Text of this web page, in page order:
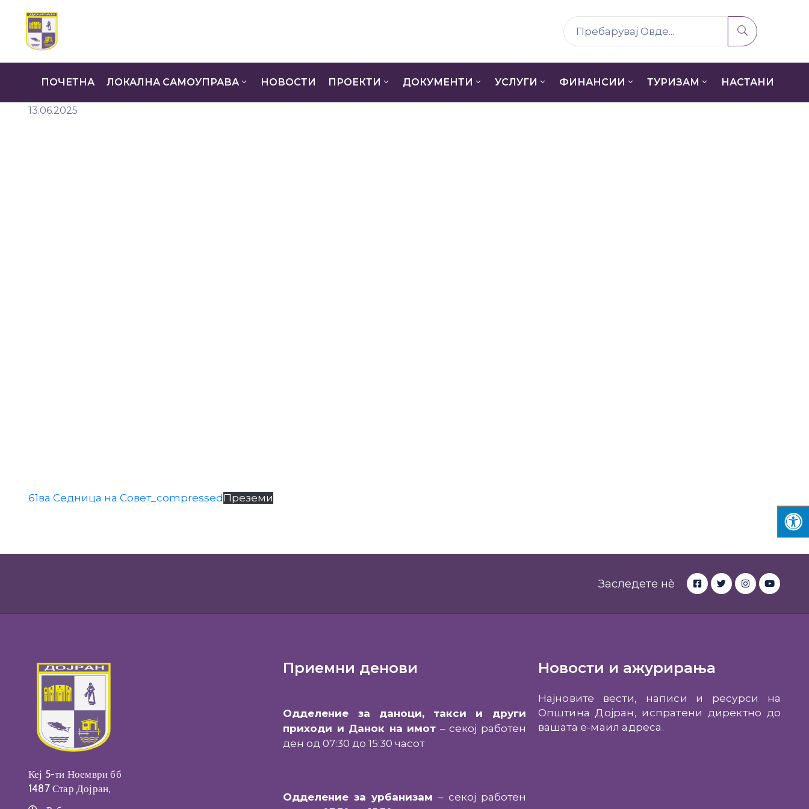
ПОЧЕТНА ЛОКАЛНА САМОУПРАВА НОВОСТИ ПРОЕКТИ ДОКУМЕНТИ УСЛУГИ ФИНАНСИИ ТУРИЗАМ НАСТАНИ
13.06.2025
61ва Седница на Совет_compressed Преземи
Заследете нè
Кеј 5-ти Ноември бб
1487 Стар Дојран,
Приемни денови
Одделение за даноци, такси и други
приходи и Данок на имот – секој работен
ден од 07:30 до 15:30 часот
Одделение за урбанизам – секој работен
Новости и ажурирања
Најновите вести, написи и ресурси на
Општина Дојран, испратени директно до
вашата е-маил адреса.